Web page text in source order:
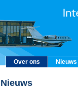
Over ons Nieuws
Nieuws